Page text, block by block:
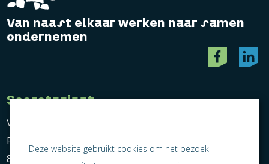
Van naast elkaar werken naar samen
ondernemen
Secretariaat
Vereniging Ondernemend Sneek
Postbus 464
8600 AL Sneek
Deze website gebruikt cookies om het bezoek